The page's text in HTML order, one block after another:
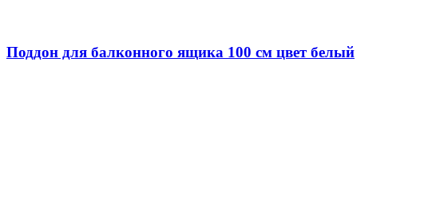
Поддон для балконного ящика 100 см цвет белый